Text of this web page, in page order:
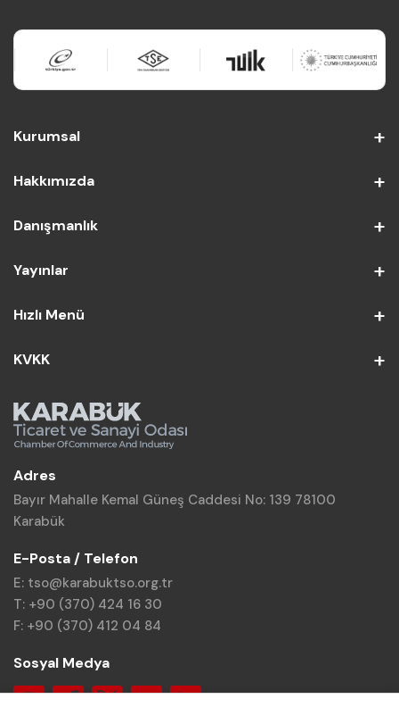
Kurumsal
Hakkımızda
Danışmanlık
Yayınlar
Hızlı Menü
KVKK
Adres
Bayır Mahalle Kemal Güneş Caddesi No: 139 78100
Karabük
E-Posta / Telefon
E: tso@karabuktso.org.tr
T: +90 (370) 424 16 30
F: +90 (370) 412 04 84
Sosyal Medya